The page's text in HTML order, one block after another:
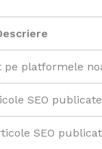
pe platformele
SEO
SEO